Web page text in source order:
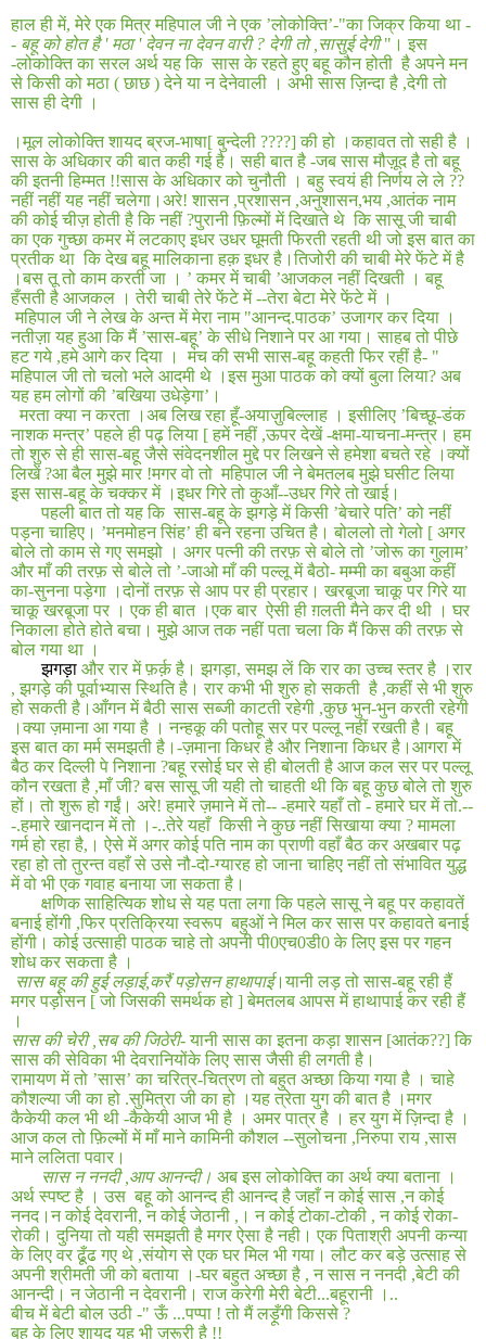
हाल ही में,मेरे एक मित्र महिपाल जी ने एक ’लोकोक्ति’-"का जिक्र किया था -
- बहू को होत है' मठा ' देवन ना देवन वारी ? देगी तो सासुई देगी" । इस
-लोकोक्ति का सरल अर्थ यह कि सास के रहते हुए बहू कौन होती है अपने मन
से किसी को मठा (छाछ)देने या न देनेवाली । अभी सास ज़िन्दा है ,देगी तो
सास ही देगी ।
।मूल लोकोक्ति शायद ब्रज-भाषा[बुन्देली ????]की हो ।कहावत तो सही है ।
सास के अधिकार की बात कही गई है। सही बात है -जब सास मौज़ूद है तो बहू
की इतनी हिम्मत !!सास के अधिकार को चुनौती । बहु स्वयं ही निर्णय ले ले ??
नहीं नहीं यह नहीं चलेगा।अरे!शासन ,प्रशासन ,अनुशासन,भय ,आतंक नाम
की कोई चीज़ होती है कि नहीं ?पुरानी फ़िल्मों में दिखाते थे कि सासू जी चाबी
का एक गुच्छा कमर में लटकाए इधर उधर घूमती फिरती रहती थी जो इस बात का
प्रतीक था कि देख बहू मालिकाना हक़ इधर है।तिजोरी की चाबी मेरे फेंटे में है
।बस तू तो काम करती जा । ’ कमर में चाबी ’आजकल नहीं दिखती । बहू
हँसती है आजकल । तेरी चाबी तेरे फेंटे में --तेरा बेटा मेरे फेंटे में ।
महिपाल जी ने लेख के अन्त में मेरा नाम "आनन्द.पाठक’ उजागर कर दिया ।
नतीज़ा यह हुआ कि मैं ’सास-बहू’ के सीधे निशाने पर आ गया। साहब तो पीछे
हट गये ,हमे आगे कर दिया । मंच की सभी सास-बहू कहती फिर रहीं है- "
महिपाल जी तो चलो भले आदमी थे ।इस मुआ पाठक को क्यों बुला लिया? अब
यह हम लोगों की ’बखिया उधेड़ेगा’।
मरता क्या न करता ।अब लिख रहा हूँ-अयाज़ुबिल्लाह । इसीलिए ’बिच्छू-डंक
नाशक मन्त्र’ पहले ही पढ़ लिया [हमें नहीं ,ऊपर देखें-क्षमा-याचना-मन्त्र। हम
तो शुरु से ही सास-बहू जैसे संवेदनशील मुद्दे पर लिखने से हमेशा बचते रहे ।क्यों
लिखें?आ बैल मुझे मार !मगर वो तो महिपाल जी ने बेमतलब मुझे घसीट लिया
इस सास-बहू के चक्कर में ।इधर गिरे तो कुआँ--उधर गिरे तो खाई।
पहली बात तो यह कि सास-बहू के झगड़े में किसी ’बेचारे पति’ को नहीं
पड़ना चाहिए। ’मनमोहन सिंह’ ही बने रहना उचित है। बोललो तो गेलो [ अगर
बोले तो काम से गए समझो । अगर पत्नी की तरफ़ से बोले तो ’जोरू का गुलाम’
और माँ की तरफ़ से बोले तो ’-जाओ माँ की पल्लू में बैठो-मम्मी का बबुआ कहीं
का-सुनना पड़ेगा ।दोनों तरफ़ से आप पर ही प्रहार। खरबूजा चाकू पर गिरे या
चाकू खरबूजा पर । एक ही बात ।एक बार ऐसी ही ग़लती मैने कर दी थी । घर
निकाला होते होते बचा। मुझे आज तक नहीं पता चला कि मैं किस की तरफ़ से
बोल गया था ।
झगड़ा और रार में फ़र्क़ है। झगड़ा,समझ लें कि रार का उच्च स्तर है ।रार
, झगड़े की पूर्वाभ्यास स्थिति है। रार कभी भी शुरु हो सकती है ,कहीं से भी शुरु
हो सकती है।आँगन में बैठी सास सब्जी काटती रहेगी ,कुछ भुन-भुन करती रहेगी
।क्या ज़माना आ गया है । नन्हकू की पतोहू सर पर पल्लू नहीं रखती है। बहू
इस बात का मर्म समझती है। -ज़माना किधर है और निशाना किधर है।आगरा में
बैठ कर दिल्ली पे निशाना ?बहू रसोई घर से ही बोलती है आज कल सर पर पल्लू
कौन रखता है ,माँ जी?बस सासू जी यही तो चाहती थी कि बहू कुछ बोले तो शुरु
हों। तो शुरू हो गईं। अरे!हमारे ज़माने में तो-- -हमारे यहाँ तो -हमारे घर में तो.--
-.हमारे खानदान में तो ।-..तेरे यहाँ किसी ने कुछ नहीं सिखाया क्या ?मामला
गर्म हो रहा है, । ऐसे में अगर कोई पति नाम का प्राणी वहाँ बैठ कर अखबार पढ़
रहा हो तो तुरन्त वहाँ से उसे नौ-दो-ग्यारह हो जाना चाहिए नहीं तो संभावित युद्ध
में वो भी एक गवाह बनाया जा सकता है।
क्षणिक साहित्यिक शोध से यह पता लगा कि पहले सासू ने बहू पर कहावतें
बनाई होंगी ,फिर प्रतिक्रिया स्वरूप बहुओं ने मिल कर सास पर कहावते बनाई
होंगी। कोई उत्साही पाठक चाहे तो अपनी पी0एच0डी0 के लिए इस पर गहन
शोध कर सकता है ।
सास बहू की हुई लड़ाई,करैं पड़ोसन हाथापाई।यानी लड़ तो सास-बहू रही हैं
मगर पड़ोसन [ जो जिसकी समर्थक हो ] बेमतलब आपस में हाथापाई कर रही हैं
।
सास की चेरी सब की जिठेरी-यानी सास का इतना कड़ा शासन [आतंक??]कि
सास की सेविका भी देवरानियोंके लिए सास जैसी ही लगती है।
रामायण में तो ’सास’ का चरित्र-चित्रण तो बहुत अच्छा किया गया है । चाहे
कौशल्या जी का हो .सुमित्रा जी का हो ।यह त्रेता युग की बात है ।मगर
कैकेयी कल भी थी -कैकेयी आज भी है । अमर पात्र है । हर युग में ज़िन्दा है ।
आज कल तो फ़िल्मों में माँ माने कामिनी कौशल --सुलोचना ,निरुपा राय ,सास
माने ललिता पवार।
सास न ननदी आप आनन्दी। अब इस लोकोक्ति का अर्थ क्या बताना ।
अर्थ स्पष्ट है । उस बहू को आनन्द ही आनन्द है जहाँ न कोई सास ,न कोई
ननद।न कोई देवरानी,न कोई जेठानी , । न कोई टोका-टोकी ,न कोई रोका-
रोकी। दुनिया तो यही समझती है मगर ऐसा है नही। एक पिताश्री अपनी कन्या
के लिए वर ढूँढ गए थे ,संयोग से एक घर मिल भी गया। लौट कर बड़े उत्साह से
अपनी श्रीमती जी को बताया । -घर बहुत अच्छा है , न सास न ननदी ,बेटी की
आनन्दी। न जेठानी न देवरानी। राज करेगी मेरी बेटी...बहूरानी । ..
बीच में बेटी बोल उठी -"ऊँ ...पप्पा !तो मैं लड़ूँगी किससे ?
बहू के लिए शायद यह भी ज़रूरी है !!